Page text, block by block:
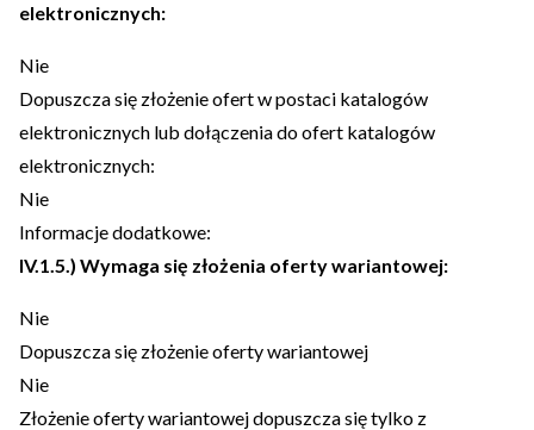
elektronicznych:
Nie
Dopuszcza się złożenie ofert w postaci katalogów
elektronicznych lub dołączenia do ofert katalogów
elektronicznych:
Nie
Informacje dodatkowe:
IV.1.5.) Wymaga się złożenia oferty wariantowej:
Nie
Dopuszcza się złożenie oferty wariantowej
Nie
Złożenie oferty wariantowej dopuszcza się tylko z